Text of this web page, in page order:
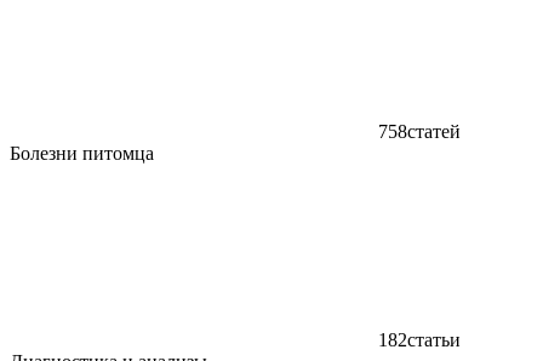
758статей
Болезни питомца
182статьи